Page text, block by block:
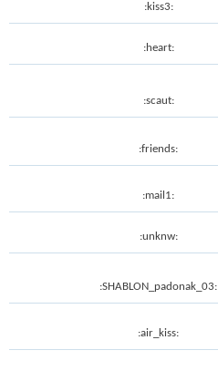
:kiss3:
:heart:
:scaut:
:friends:
:mail1:
:unknw:
:SHABLON_padonak_03:
:air_kiss: